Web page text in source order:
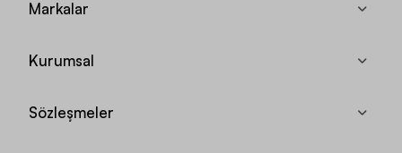
Markalar
Kurumsal
Sözleşmeler